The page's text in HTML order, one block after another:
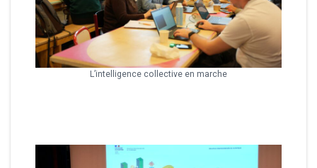
L’intelligence collective en marche